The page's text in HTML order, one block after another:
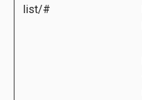
list/#